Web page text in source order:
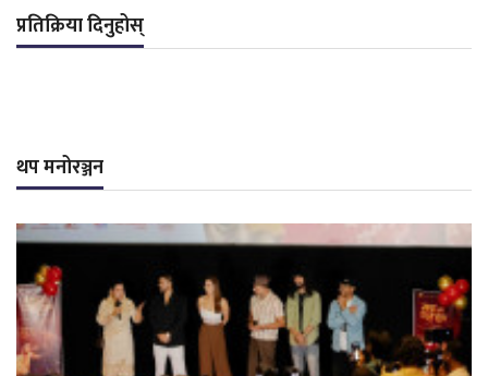
प्रतिक्रिया दिनुहोस्
थप मनोरञ्जन